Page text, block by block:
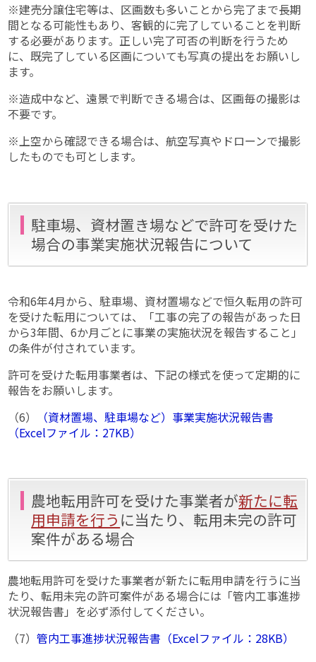
※建売分譲住宅等は、区画数も多いことから完了まで長期
間となる可能性もあり、客観的に完了していることを判断
する必要があります。正しい完了可否の判断を行うため
に、既完了している区画についても写真の提出をお願いし
ます。
※造成中など、遠景で判断できる場合は、区画毎の撮影は
不要です。
※上空から確認できる場合は、航空写真やドローンで撮影
したものでも可とします。
駐車場、資材置き場などで許可を受けた
場合の事業実施状況報告について
令和6年4月から、駐車場、資材置場などで恒久転用の許可
を受けた転用については、「工事の完了の報告があった日
から3年間、6か月ごとに事業の実施状況を報告すること」
の条件が付されています。
許可を受けた転用事業者は、下記の様式を使って定期的に
報告をお願いします。
（6）
（資材置場、駐車場など）事業実施状況報告書
（Excelファイル：27KB）
農地転用許可を受けた事業者が新たに転
用申請を行う に当たり、転用未完の許可
案件がある場合
農地転用許可を受けた事業者が新たに転用申請を行うに当
たり、転用未完の許可案件がある場合には「管内工事進捗
状況報告書」を必ず添付してください。
（7）管内工事進捗状況報告書（Excelファイル：28KB）